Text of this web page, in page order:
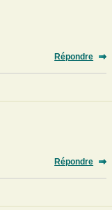
Répondre
Répondre